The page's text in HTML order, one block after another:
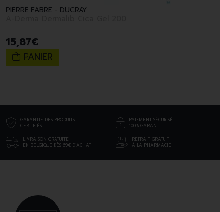
PIERRE FABRE - DUCRAY
15,87€
PANIER
GARANTIE DES PRODUITS
CERTIFIÉS
PAIEMENT SÉCURISÉ
100% GARANTI
LIVRAISON GRATUITE
EN BELGIQUE DÈS 69€ D’ACHAT
RETRAIT GRATUIT
À LA PHARMACIE